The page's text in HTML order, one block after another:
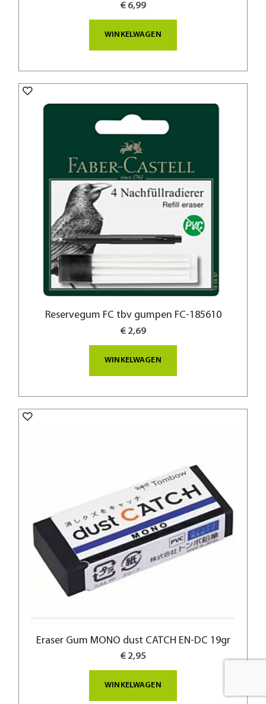
€ 6,99
WINKELWAGEN
Reservegum FC tbv gumpen FC-185610
€ 2,69
WINKELWAGEN
Eraser Gum MONO dust CATCH EN-DC 19gr
€ 2,95
WINKELWAGEN